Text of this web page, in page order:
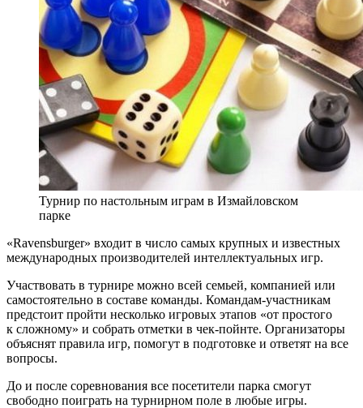
Турнир по настольным играм в Измайловском
парке
«Ravensburger» входит в число самых крупных и известных
международных производителей интеллектуальных игр.
Участвовать в турнире можно всей семьей, компанией или
самостоятельно в составе команды. Командам-участникам
предстоит пройти несколько игровых этапов «от простого
к сложному» и собрать отметки в чек-пойнте. Организаторы
объяснят правила игр, помогут в подготовке и ответят на все
вопросы.
До и после соревнования все посетители парка смогут
свободно поиграть на турнирном поле в любые игры.